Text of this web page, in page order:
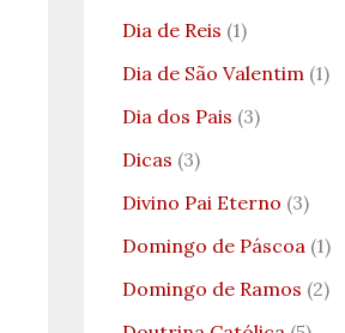
Dia de Reis (1)
Dia de São Valentim (1)
Dia dos Pais (3)
Dicas (3)
Divino Pai Eterno (3)
Domingo de Páscoa (1)
Domingo de Ramos (2)